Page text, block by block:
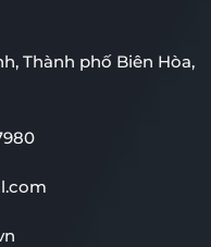
Cổng Xếp Tự Động Inox
Thành phố Biên Hòa,